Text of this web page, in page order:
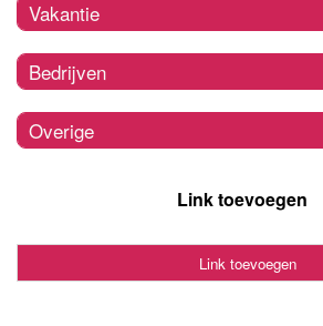
Vakantie
Bedrijven
Overige
Link toevoegen
Link toevoegen